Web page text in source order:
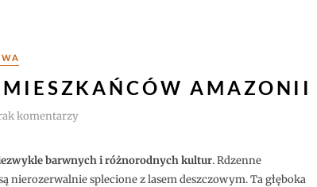
AMAZONII
komentarzydo
rdzennych
mieszkańców
Amazonii
barwnych i różnorodnych kultur. Rdzenne
nierozerwalnie splecione z lasem deszczowym. Ta głęboka